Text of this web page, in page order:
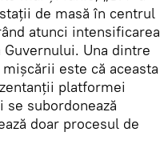
de masă în centrul
atunci intensificarea
Una dintre
este că aceasta
platformei
subordonează
doar procesul de